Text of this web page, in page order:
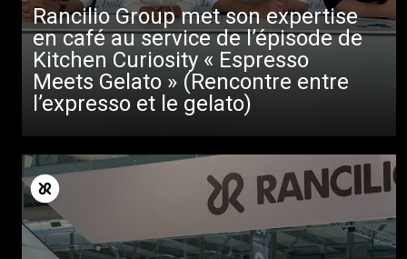
Rancilio Group met son expertise
en café au service de l’épisode de
Kitchen Curiosity « Espresso
Meets Gelato » (Rencontre entre
l’expresso et le gelato)